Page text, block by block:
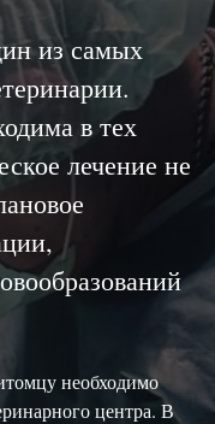
из самых
в тех
лечение не
необходимо
центра. В